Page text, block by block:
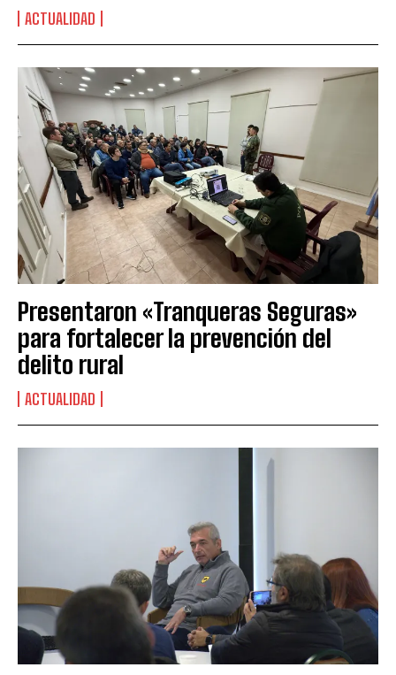
ACTUALIDAD
Presentaron «Tranqueras Seguras»
para fortalecer la prevención del
delito rural
ACTUALIDAD